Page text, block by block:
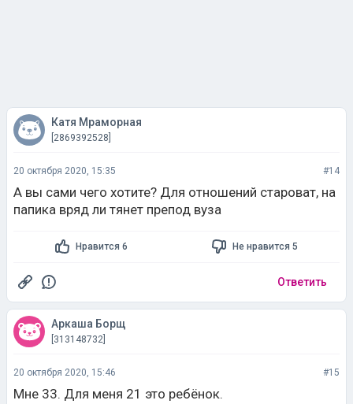
Катя Мраморная
[2869392528]
20 октября 2020, 15:35 #14
А вы сами чего хотите? Для отношений староват, на
папика вряд ли тянет препод вуза
Нравится 6 Не нравится 5
Ответить
Аркаша Борщ
[313148732]
20 октября 2020, 15:46 #15
Мне 33. Для меня 21 это ребёнок.